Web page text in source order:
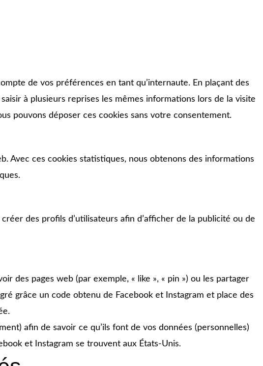
de vos préférences en tant qu’internaute. En plaçant des
à plusieurs reprises les mêmes informations lors de la visite
pouvons déposer ces cookies sans votre consentement.
Avec ces cookies statistiques, nous obtenons des informations
des profils d’utilisateurs afin d’afficher de la publicité ou de
des pages web (par exemple, « like », « pin ») ou les partager
grâce un code obtenu de Facebook et Instagram et place des
afin de savoir ce qu’ils font de vos données (personnelles)
et Instagram se trouvent aux États-Unis.